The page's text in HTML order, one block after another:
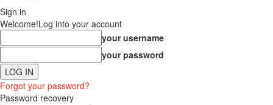
Sign in
Welcome!Log into your account
your username
your password
Forgot your password?
Password recovery